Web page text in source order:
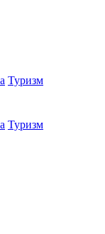
Туризм
Туризм